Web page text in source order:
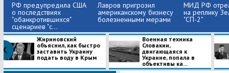
РФ предупредила США
о последствиях
"обанкротившихся"
сценариев "с...
Лавров пригрозил
американскому бизнесу
болезненными мерами
МИД РФ
на реплику
"СП-2"
Жириновский
объяснил, как быстро
заставить Украину
подать воду в Крым
Военная техника
Словакии,
двигающаяся к
Украине, попала в
объективы ка...